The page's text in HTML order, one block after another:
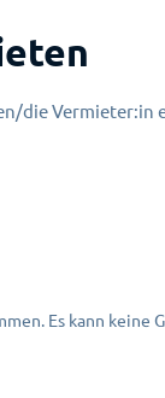
die Vermieter:in
Es kann keine